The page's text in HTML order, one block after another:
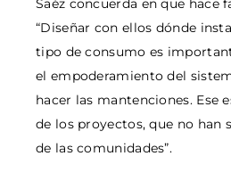
Saéz concuerda en que hace
“Diseñar con ellos dónde
tipo de consumo es
el empoderamiento del
hacer las mantenciones. Ese
de los proyectos, que no han
de las comunidades”.